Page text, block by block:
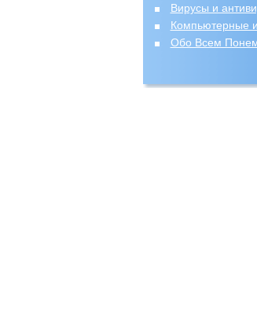
Вирусы и
Компьютерные
Обо Всем